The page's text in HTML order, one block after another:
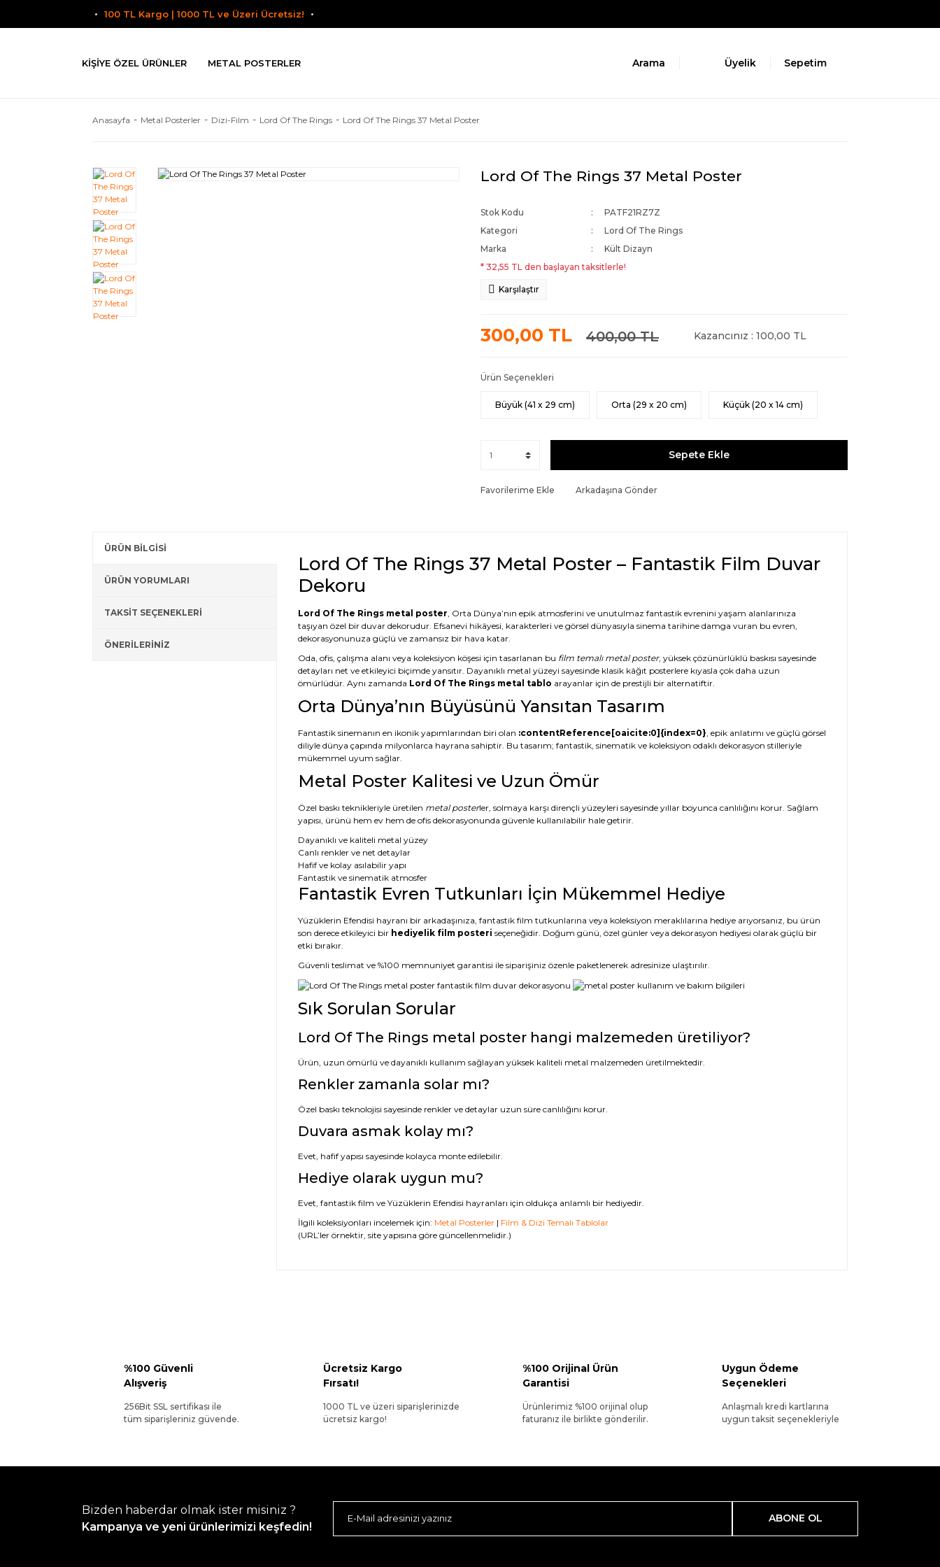
100 TL Kargo | 1000 TL ve Üzeri Ücretsiz!
KIŞIYE ÖZEL ÜRÜNLER METAL POSTERLER Arama Üyelik Sepetim
Anasayfa Metal Posterler Dizi-Film Lord Of The Rings Lord Of The Rings 37 Metal Poster
Lord Of The Rings 37 Metal Poster
Stok Kodu
PATF21RZ7Z
Kategori
Lord Of The Rings
Marka
Kült Dizayn
* 32,55 TL den başlayan taksitlerle!
Karşılaştır
300,00 TL 400,00 TL Kazancınız : 100,00 TL
Ürün Seçenekleri
Büyük (41 x 29 cm) Orta (29 x 20 cm) Küçük (20 x 14 cm)
Sepete Ekle
Favorilerime Ekle Arkadaşına Gönder
ÜRÜN BİLGİSİ
ÜRÜN YORUMLARI
TAKSİT SEÇENEKLERİ
ÖNERİLERİNİZ
Lord Of The Rings 37 Metal Poster – Fantastik Film Duvar
Dekoru
Lord Of The Rings metal poster, Orta Dünya’nın epik atmosferini ve unutulmaz fantastik evrenini yaşam alanlarınıza
taşıyan özel bir duvar dekorudur. Efsanevi hikâyesi, karakterleri ve görsel dünyasıyla sinema tarihine damga vuran bu evren,
dekorasyonunuza güçlü ve zamansız bir hava katar.
Oda, ofis, çalışma alanı veya koleksiyon köşesi için tasarlanan bu film temalı metal poster, yüksek çözünürlüklü baskısı sayesinde
detayları net ve etkileyici biçimde yansıtır. Dayanıklı metal yüzeyi sayesinde klasik kâğıt posterlere kıyasla çok daha uzun
ömürlüdür. Aynı zamanda Lord Of The Rings metal tablo arayanlar için de prestijli bir alternatiftir.
Orta Dünya’nın Büyüsünü Yansıtan Tasarım
Fantastik sinemanın en ikonik yapımlarından biri olan :contentReference[oaicite:0]{index=0}, epik anlatımı ve güçlü görsel
diliyle dünya çapında milyonlarca hayrana sahiptir. Bu tasarım; fantastik, sinematik ve koleksiyon odaklı dekorasyon stilleriyle
mükemmel uyum sağlar.
Metal Poster Kalitesi ve Uzun Ömür
Özel baskı teknikleriyle üretilen metal posterler, solmaya karşı dirençli yüzeyleri sayesinde yıllar boyunca canlılığını korur. Sağlam
yapısı, ürünü hem ev hem de ofis dekorasyonunda güvenle kullanılabilir hale getirir.
Dayanıklı ve kaliteli metal yüzey
Canlı renkler ve net detaylar
Hafif ve kolay asılabilir yapı
Fantastik ve sinematik atmosfer
Fantastik Evren Tutkunları İçin Mükemmel Hediye
Yüzüklerin Efendisi hayranı bir arkadaşınıza, fantastik film tutkunlarına veya koleksiyon meraklılarına hediye arıyorsanız, bu ürün
son derece etkileyici bir hediyelik film posteri seçeneğidir. Doğum günü, özel günler veya dekorasyon hediyesi olarak güçlü bir
etki bırakır.
Güvenli teslimat ve %100 memnuniyet garantisi ile siparişiniz özenle paketlenerek adresinize ulaştırılır.
Sık Sorulan Sorular
Lord Of The Rings metal poster hangi malzemeden üretiliyor?
Ürün, uzun ömürlü ve dayanıklı kullanım sağlayan yüksek kaliteli metal malzemeden üretilmektedir.
Renkler zamanla solar mı?
Özel baskı teknolojisi sayesinde renkler ve detaylar uzun süre canlılığını korur.
Duvara asmak kolay mı?
Evet, hafif yapısı sayesinde kolayca monte edilebilir.
Hediye olarak uygun mu?
Evet, fantastik film ve Yüzüklerin Efendisi hayranları için oldukça anlamlı bir hediyedir.
İlgili koleksiyonları incelemek için: Metal Posterler| Film & Dizi Temalı Tablolar
(URL’ler örnektir, site yapısına göre güncellenmelidir.)
%100 Güvenli
Alışveriş
256Bit SSL sertifikası ile
tüm siparişleriniz güvende.
Ücretsiz Kargo
Fırsatı!
1000 TL ve üzeri siparişlerinizde
ücretsiz kargo!
%100 Orijinal Ürün
Garantisi
Ürünlerimiz %100 orijinal olup
faturanız ile birlikte gönderilir.
Uygun Ödeme
Seçenekleri
Anlaşmalı kredi kartlarına
uygun taksit seçenekleriyle
Bizden haberdar olmak ister misiniz ?
Kampanya ve yeni ürünlerimizi keşfedin!
ABONE OL